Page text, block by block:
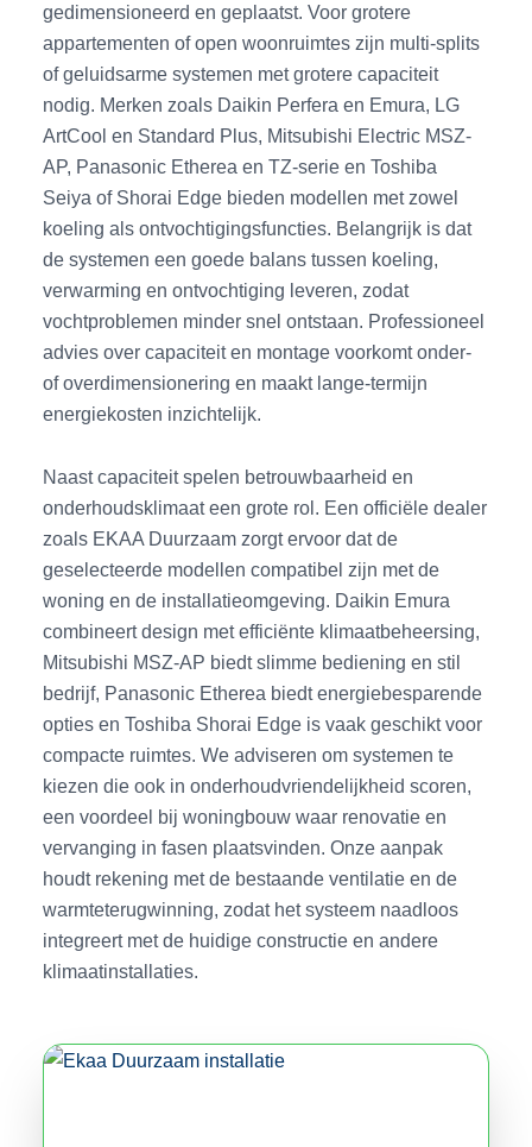
gedimensioneerd en geplaatst. Voor grotere
appartementen of open woonruimtes zijn multi-splits
of geluidsarme systemen met grotere capaciteit
nodig. Merken zoals Daikin Perfera en Emura, LG
ArtCool en Standard Plus, Mitsubishi Electric MSZ-
AP, Panasonic Etherea en TZ-serie en Toshiba
Seiya of Shorai Edge bieden modellen met zowel
koeling als ontvochtigingsfuncties. Belangrijk is dat
de systemen een goede balans tussen koeling,
verwarming en ontvochtiging leveren, zodat
vochtproblemen minder snel ontstaan. Professioneel
advies over capaciteit en montage voorkomt onder-
of overdimensionering en maakt lange-termijn
energiekosten inzichtelijk.
Naast capaciteit spelen betrouwbaarheid en
onderhoudsklimaat een grote rol. Een officiële dealer
zoals EKAA Duurzaam zorgt ervoor dat de
geselecteerde modellen compatibel zijn met de
woning en de installatieomgeving. Daikin Emura
combineert design met efficiënte klimaatbeheersing,
Mitsubishi MSZ-AP biedt slimme bediening en stil
bedrijf, Panasonic Etherea biedt energiebesparende
opties en Toshiba Shorai Edge is vaak geschikt voor
compacte ruimtes. We adviseren om systemen te
kiezen die ook in onderhoudvriendelijkheid scoren,
een voordeel bij woningbouw waar renovatie en
vervanging in fasen plaatsvinden. Onze aanpak
houdt rekening met de bestaande ventilatie en de
warmteterugwinning, zodat het systeem naadloos
integreert met de huidige constructie en andere
klimaatinstallaties.